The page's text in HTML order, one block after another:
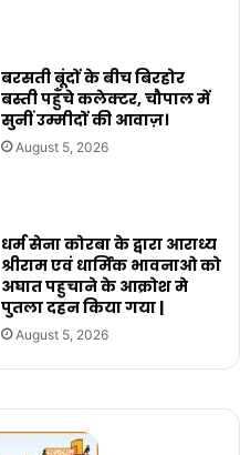
बरसती बूंदों के बीच बिरहोर
बस्ती पहुँचे कलेक्टर, चौपाल में
सुनीं उम्मीदों की आवाज़।
August 5, 2026
धर्म सेना कोरबा के द्वारा आराध्य
श्रीराम एवं धार्मिक भावनाओ को
अघात पहुचाने के आक्रोश मे
पुतला दहन किया गया |
August 5, 2026